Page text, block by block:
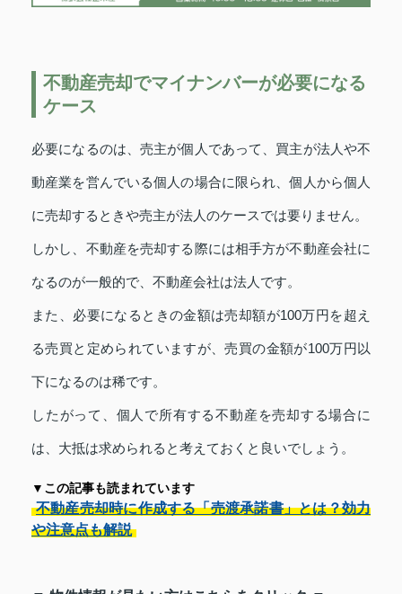
不動産売却でマイナンバーが必要になる
ケース
必要になるのは、売主が個人であって、買主が法人や不
動産業を営んでいる個人の場合に限られ、個人から個人
に売却するときや売主が法人のケースでは要りません。
しかし、不動産を売却する際には相手方が不動産会社に
なるのが一般的で、不動産会社は法人です。
また、必要になるときの金額は売却額が100万円を超え
る売買と定められていますが、売買の金額が100万円以
下になるのは稀です。
したがって、個人で所有する不動産を売却する場合に
は、大抵は求められると考えておくと良いでしょう。
▼この記事も読まれています
不動産売却時に作成する「売渡承諾書」とは？効力
や注意点も解説